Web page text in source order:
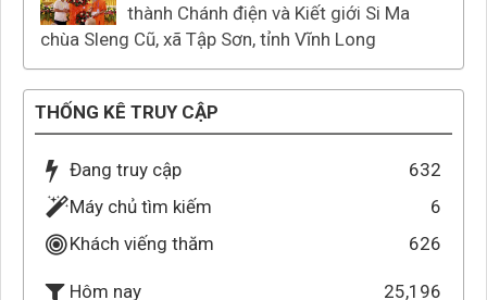
thành Chánh điện và Kiết giới Si Ma
chùa Sleng Cũ, xã Tập Sơn, tỉnh Vĩnh Long
THỐNG KÊ TRUY CẬP
Đang truy cập
632
Máy chủ tìm kiếm
6
Khách viếng thăm
626
Hôm nay
25,196